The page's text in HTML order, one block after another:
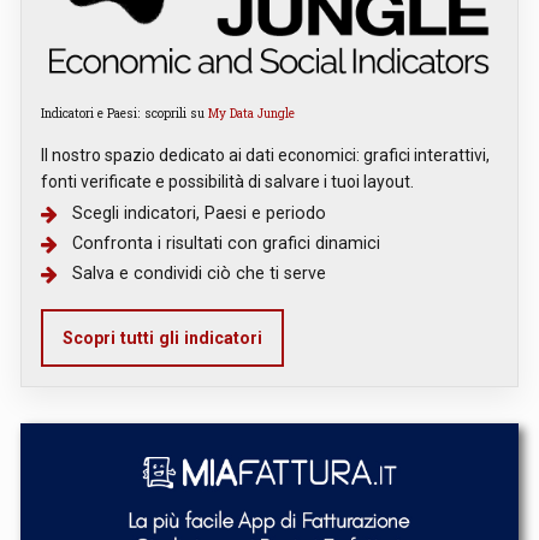
Indicatori e Paesi: scoprili su My Data Jungle
Il nostro spazio dedicato ai dati economici: grafici interattivi,
fonti verificate e possibilità di salvare i tuoi layout.
Scegli indicatori, Paesi e periodo
Confronta i risultati con grafici dinamici
Salva e condividi ciò che ti serve
Scopri tutti gli indicatori